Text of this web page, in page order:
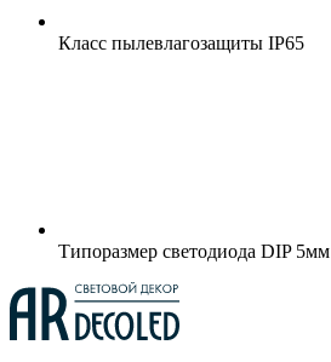
Класс пылевлагозащиты IP65
Типоразмер светодиода DIP 5мм